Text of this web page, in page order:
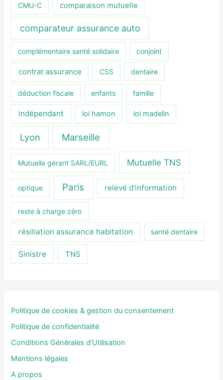
CMU-C comparaison mutuelle
comparateur assurance auto
complémentaire santé solidaire conjoint
contrat assurance CSS dentaire
déduction fiscale enfants famille
indépendant loi hamon loi madelin
Lyon Marseille
Mutuelle gérant SARL/EURL Mutuelle TNS
optique Paris relevé d'information
reste à charge zéro
résiliation assurance habitation santé dentaire
Sinistre TNS
Politique de cookies & gestion du consentement
Politique de confidentialité
Conditions Générales d’Utilisation
Mentions légales
A propos